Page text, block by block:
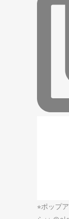
⭐︎ポップ